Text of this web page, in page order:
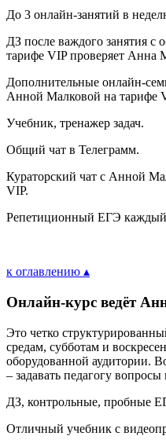
До 3 онлайн-занятий в
ДЗ после важдого занятия с
тарифе VIP проверяет Анна
Дополнительные онлайн-
Анной Малковой на тарифе
Учебник, тренажер задач.
Общий чат в Телеграмм.
Кураторский чат с Анной
VIP.
Репетиционный ЕГЭ каждый
к оглавлению ▴
Онлайн-курс ведёт
Это четко
средам, субботам и
оборудованной аудитории.
– задавать педагогу
ДЗ, контрольные, пробные
Отличный учебник с